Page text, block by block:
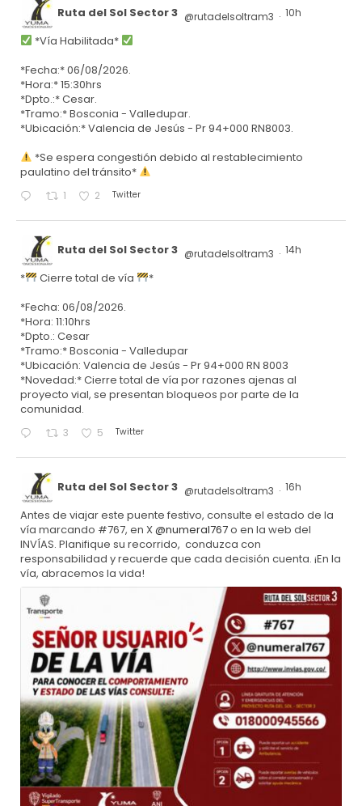
Ruta del Sol Sector 3 @rutadelsoltram3 · 10h
*Vía Habilitada*
*Fecha:* 06/08/2026.
*Hora:* 15:30hrs
*Dpto.:* Cesar.
*Tramo:* Bosconia - Valledupar.
*Ubicación:* Valencia de Jesús - Pr 94+000 RN8003.
*Se espera congestión debido al restablecimiento
paulatino del tránsito*
1 2 Twitter
Ruta del Sol Sector 3 @rutadelsoltram3 · 14h
* Cierre total de vía
*
*Fecha: 06/08/2026.
*Hora: 11:10hrs
*Dpto.: Cesar
*Tramo:* Bosconia - Valledupar
*Ubicación: Valencia de Jesús - Pr 94+000 RN 8003
*Novedad:* Cierre total de vía por razones ajenas al
proyecto vial, se presentan bloqueos por parte de la
comunidad.
3 5 Twitter
Ruta del Sol Sector 3 @rutadelsoltram3 · 16h
Antes de viajar este puente festivo, consulte el estado de la
vía marcando #767, en X@numeral767o en la web del
INVÍAS. Planifique su recorrido, conduzca con
responsabilidad y recuerde que cada decisión cuenta. ¡En la
vía, abracemos la vida!